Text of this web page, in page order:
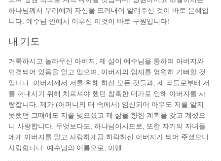
하나님께서 우리에게 자신을 드러내어 알려주신 것이 바로 은혜입
니다. 예수님 안에서 이루신 이것이 바로 구원입니다!
내 기도
거룩하시고 놀라우신 아버지, 제 삶이 예수님을 통하여 아버지와
연결되어 있음을 알고 있으며, 아버지의 임재를 영원히 기뻐할 것
입니다. 아버지께서 저를 위해 하신 모든 것들과, 제 죄들로부터 저
를 꺼내시기 위해 치르셔야 했던 참혹한 대가로 인해 아버지를 사
랑합니다. 제가 (어머니의 태 속에서) 임신되어 아무도 저를 알지
못했던 그때에도 저를 빚으셨고 제 삶을 향한 계획을 갖고 계셨으
니 사랑합니다. 무엇보다도, 하나님이시므로, 또한 자기의 자녀들
에게 아버지를 알고 사랑하게끔 허락하신 아버지가 되어 주셨으니
사랑합니다. 예수님의 이름으로, 아멘.